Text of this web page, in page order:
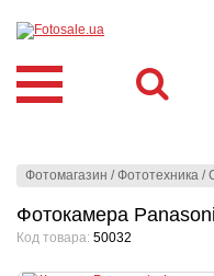
Фотомагазин /Фототехника /
Фотокамера
Код товара: 50032